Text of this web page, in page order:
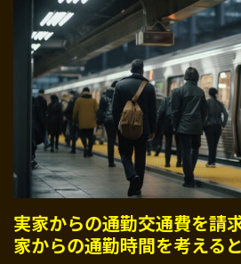
実家からの通勤交通費を請
家からの通勤時間を考える